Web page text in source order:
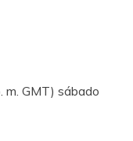
m. GMT) sábado